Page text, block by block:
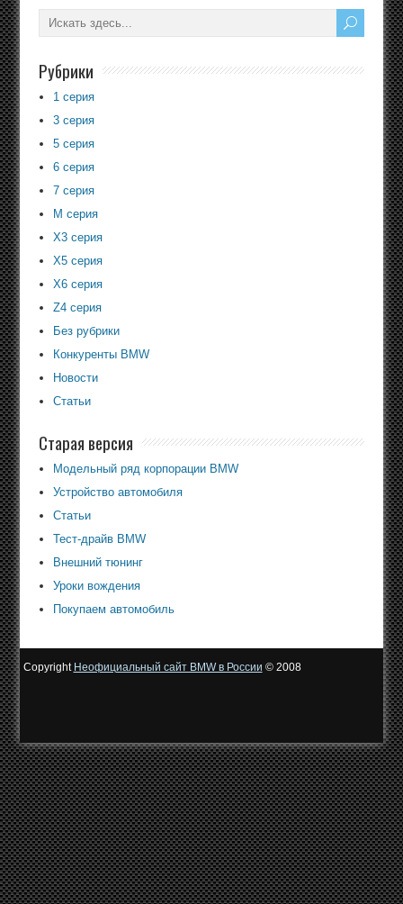
Рубрики
1 серия
3 серия
5 серия
6 серия
7 серия
M серия
X3 серия
X5 серия
X6 серия
Z4 серия
Без рубрики
Конкуренты BMW
Новости
Статьи
Старая версия
Модельный ряд корпорации BMW
Устройство автомобиля
Статьи
Тест-драйв BMW
Внешний тюнинг
Уроки вождения
Покупаем автомобиль
Copyright Неофициальный сайт BMW в России © 2008